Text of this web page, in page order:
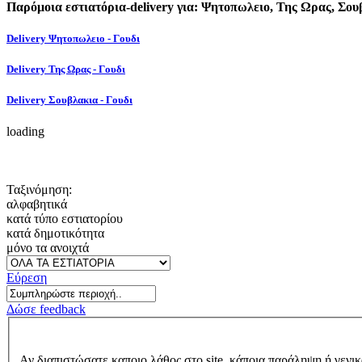
Παρόμοια εστιατόρια-delivery για: Ψητοπωλειο, Της Ωρας,
Delivery Ψητοπωλειο - Γουδι
Delivery Της Ωρας - Γουδι
Delivery Σουβλακια - Γουδι
loading
Ταξινόμηση:
αλφαβητικά
κατά τύπο εστιατορίου
κατά δημοτικότητα
μόνο τα ανοιχτά
Εύρεση
Δώσε feedback